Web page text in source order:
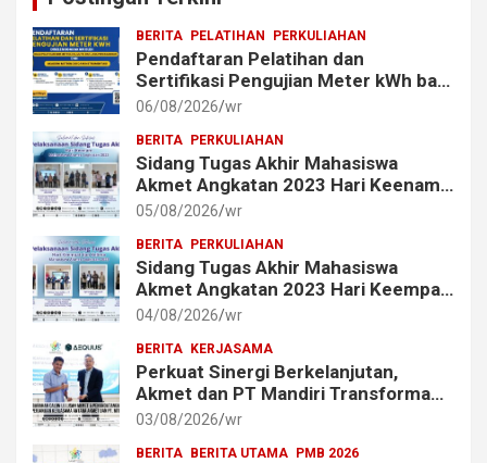
BERITA PELATIHAN PERKULIAHAN
Pendaftaran Pelatihan dan
Sertifikasi Pengujian Meter kWh bagi
Mahasiswa dan Alumni Akmet
06/08/2026 wr
BERITA PERKULIAHAN
Sidang Tugas Akhir Mahasiswa
Akmet Angkatan 2023 Hari Keenam
Berlangsung Lancar
05/08/2026 wr
BERITA PERKULIAHAN
Sidang Tugas Akhir Mahasiswa
Akmet Angkatan 2023 Hari Keempat
dan Kelima Berlangsung Lancar
04/08/2026 wr
BERITA KERJASAMA
Perkuat Sinergi Berkelanjutan,
Akmet dan PT Mandiri Transforma
Global (MTG) Resmi Perpanjang
03/08/2026 wr
BERITA BERITA UTAMA PMB 2026